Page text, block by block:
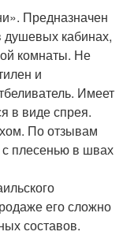
Предназначен
душевых кабинах,
комнаты. Не
и
Имеет
в виде спрея.
По отзывам
с плесенью в швах
его сложно
составов.